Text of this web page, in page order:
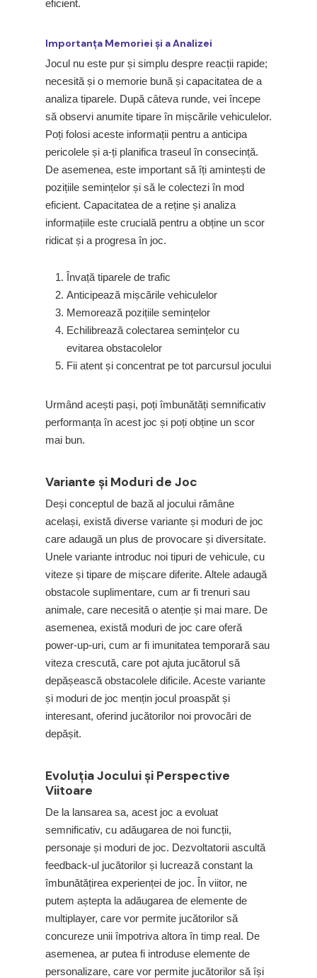
eficient.
Importanța Memoriei și a Analizei
Jocul nu este pur și simplu despre reacții rapide;
necesită și o memorie bună și capacitatea de a
analiza tiparele. După câteva runde, vei începe
să observi anumite tipare în mișcările vehiculelor.
Poți folosi aceste informații pentru a anticipa
pericolele și a-ți planifica traseul în consecință.
De asemenea, este important să îți amintești de
pozițiile semințelor și să le colectezi în mod
eficient. Capacitatea de a reține și analiza
informațiile este crucială pentru a obține un scor
ridicat și a progresa în joc.
Învață tiparele de trafic
Anticipează mișcările vehiculelor
Memorează pozițiile semințelor
Echilibrează colectarea semințelor cu
evitarea obstacolelor
Fii atent și concentrat pe tot parcursul jocului
Urmând acești pași, poți îmbunătăți semnificativ
performanța în acest joc și poți obține un scor
mai bun.
Variante și Moduri de Joc
Deși conceptul de bază al jocului rămâne
același, există diverse variante și moduri de joc
care adaugă un plus de provocare și diversitate.
Unele variante introduc noi tipuri de vehicule, cu
viteze și tipare de mișcare diferite. Altele adaugă
obstacole suplimentare, cum ar fi trenuri sau
animale, care necesită o atenție și mai mare. De
asemenea, există moduri de joc care oferă
power-up-uri, cum ar fi imunitatea temporară sau
viteza crescută, care pot ajuta jucătorul să
depășească obstacolele dificile. Aceste variante
și moduri de joc mențin jocul proaspăt și
interesant, oferind jucătorilor noi provocări de
depășit.
Evoluția Jocului și Perspective
Viitoare
De la lansarea sa, acest joc a evoluat
semnificativ, cu adăugarea de noi funcții,
personaje și moduri de joc. Dezvoltatorii ascultă
feedback-ul jucătorilor și lucrează constant la
îmbunătățirea experienței de joc. În viitor, ne
putem aștepta la adăugarea de elemente de
multiplayer, care vor permite jucătorilor să
concureze unii împotriva altora în timp real. De
asemenea, ar putea fi introduse elemente de
personalizare, care vor permite jucătorilor să își